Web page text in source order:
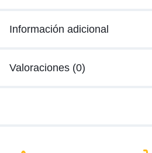
Información adicional
Valoraciones (0)